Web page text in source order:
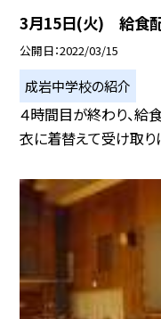
3月15日(火) 給食
公開日 2022/03/15
成岩中学校の紹介
４時間目が終わり、給
衣に着替えて受け取り